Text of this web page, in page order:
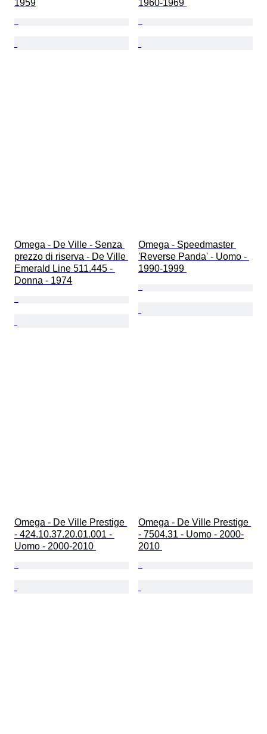
1959 1960-1969
Omega - De Ville - Senza
prezzo di riserva - De Ville
Emerald Line 511.445 -
Donna - 1974
Omega - Speedmaster
'Reverse Panda' - Uomo -
1990-1999
Omega - De Ville Prestige
- 424.10.37.20.01.001 -
Uomo - 2000-2010
Omega - De Ville Prestige
- 7504.31 - Uomo - 2000-
2010